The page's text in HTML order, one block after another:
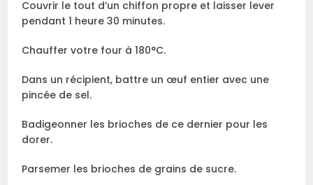
Couvrir le tout d’un chiffon propre et laisser lever
pendant 1 heure 30 minutes.
Chauffer votre four à 180°C.
Dans un récipient, battre un œuf entier avec une
pincée de sel.
Badigeonner les brioches de ce dernier pour les
dorer.
Parsemer les brioches de grains de sucre.